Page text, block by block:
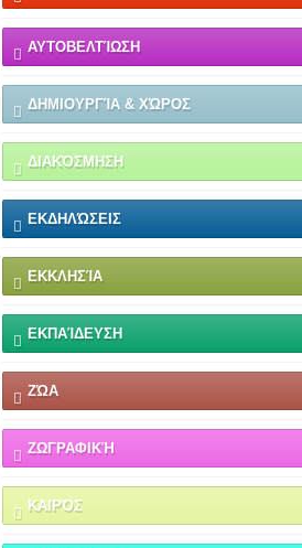
ΑΥΤΟΒΕΛΤΊΩΣΗ
ΔΗΜΙΟΥΡΓΊΑ & ΧΏΡΟΣ
ΔΙΑΚΌΣΜΗΣΗ
ΕΚΔΗΛΏΣΕΙΣ
ΕΚΚΛΗΣΊΑ
ΕΚΠΑΊΔΕΥΣΗ
ΖΏΑ
ΖΩΓΡΑΦΙΚΉ
ΚΑΙΡΌΣ